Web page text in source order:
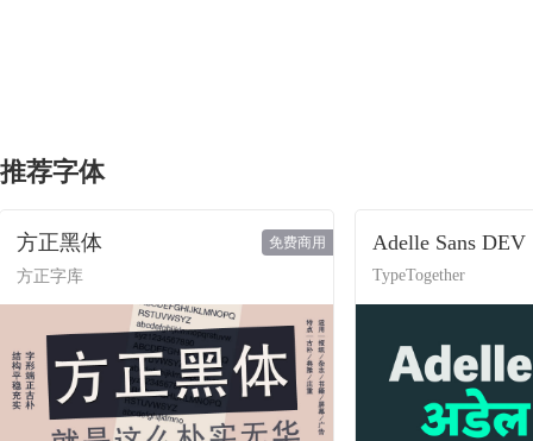
推荐字体
方正黑体
方正字库
免费商用 Adelle Sans DEV
TypeTogether